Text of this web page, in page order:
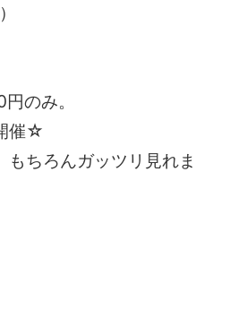
のみ。
催☆
もちろんガッツリ見れま